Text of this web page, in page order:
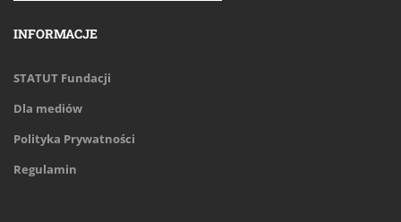
INFORMACJE
STATUT Fundacji
Dla mediów
Polityka Prywatności
Regulamin